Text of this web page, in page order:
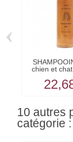
chien et
‹
10 autres
catégorie :